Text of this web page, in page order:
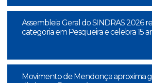
Assembleia Geral do SINDRAS 2026
categoria em Pesqueira e celebra 15
Movimento de Mendonça aproxima